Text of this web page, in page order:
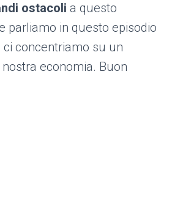
ostacoli a questo
parliamo in questo episodio
concentriamo su un
economia. Buon